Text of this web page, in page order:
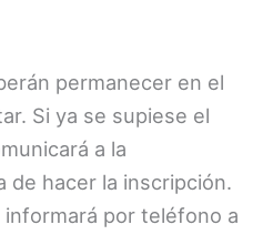
permanecer en el
Si ya se supiese el
a la
de hacer la inscripción.
por teléfono a